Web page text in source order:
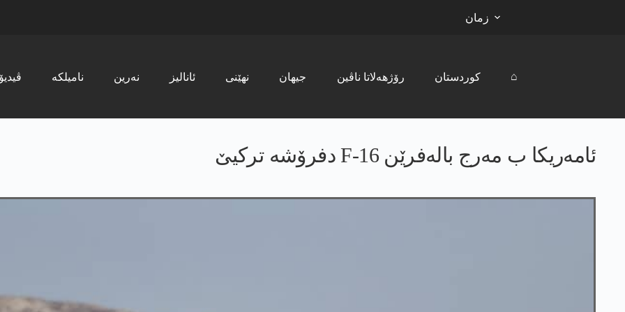
زمان
ڤیدیۆ نامیلکە نەرین ئانالیز نھێنی جیھان رۆژھەلاتا ناڤین کوردستان ⌂
ئامەریکا ب مەرج بالەفرێن F-16 دفرۆشە ترکیێ